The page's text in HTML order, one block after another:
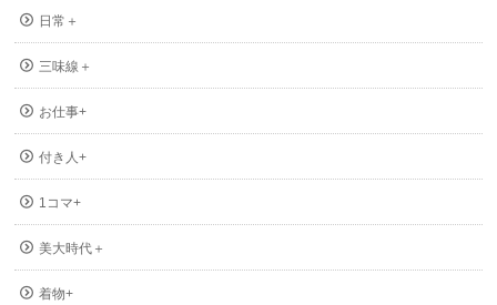
日常＋
三味線＋
お仕事+
付き人+
1コマ+
美大時代＋
着物+